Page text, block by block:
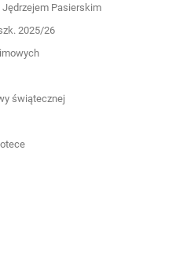
Jędrzejem Pasierskim
2025/26
świątecznej